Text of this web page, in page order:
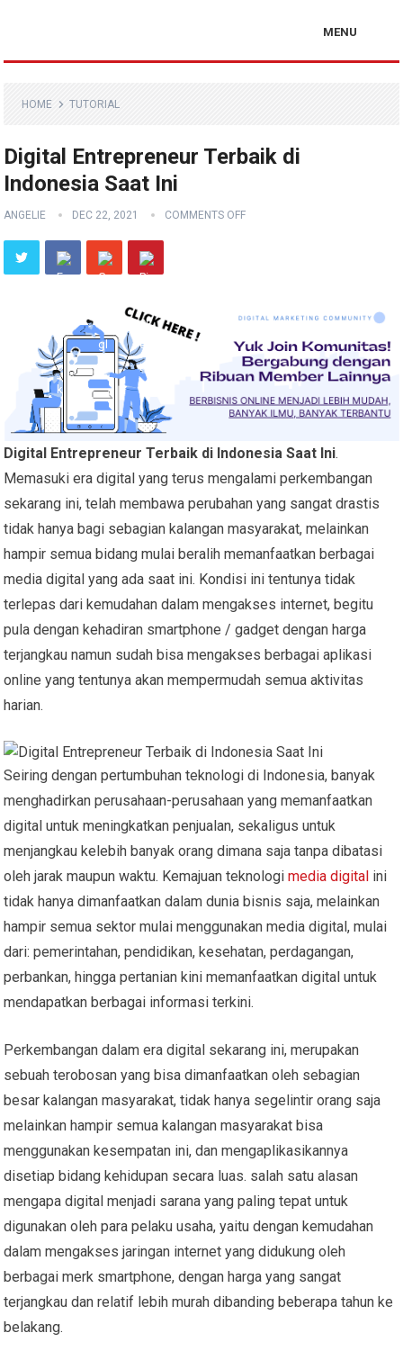
MENU
HOME TUTORIAL
Digital Entrepreneur Terbaik di
Indonesia Saat Ini
ANGELIE DEC 22, 2021 COMMENTS OFF
Digital Entrepreneur Terbaik di Indonesia Saat Ini.
Memasuki era digital yang terus mengalami perkembangan
sekarang ini, telah membawa perubahan yang sangat drastis
tidak hanya bagi sebagian kalangan masyarakat, melainkan
hampir semua bidang mulai beralih memanfaatkan berbagai
media digital yang ada saat ini. Kondisi ini tentunya tidak
terlepas dari kemudahan dalam mengakses internet, begitu
pula dengan kehadiran smartphone / gadget dengan harga
terjangkau namun sudah bisa mengakses berbagai aplikasi
online yang tentunya akan mempermudah semua aktivitas
harian.
Seiring dengan pertumbuhan teknologi di Indonesia, banyak
menghadirkan perusahaan-perusahaan yang memanfaatkan
digital untuk meningkatkan penjualan, sekaligus untuk
menjangkau kelebih banyak orang dimana saja tanpa dibatasi
oleh jarak maupun waktu. Kemajuan teknologimedia digital ini
tidak hanya dimanfaatkan dalam dunia bisnis saja, melainkan
hampir semua sektor mulai menggunakan media digital, mulai
dari: pemerintahan, pendidikan, kesehatan, perdagangan,
perbankan, hingga pertanian kini memanfaatkan digital untuk
mendapatkan berbagai informasi terkini.
Perkembangan dalam era digital sekarang ini, merupakan
sebuah terobosan yang bisa dimanfaatkan oleh sebagian
besar kalangan masyarakat, tidak hanya segelintir orang saja
melainkan hampir semua kalangan masyarakat bisa
menggunakan kesempatan ini, dan mengaplikasikannya
disetiap bidang kehidupan secara luas. salah satu alasan
mengapa digital menjadi sarana yang paling tepat untuk
digunakan oleh para pelaku usaha, yaitu dengan kemudahan
dalam mengakses jaringan internet yang didukung oleh
berbagai merk smartphone, dengan harga yang sangat
terjangkau dan relatif lebih murah dibanding beberapa tahun ke
belakang.